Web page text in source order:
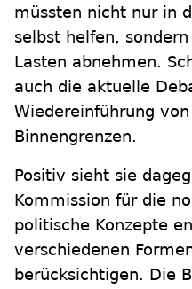
müssten nicht nur in
selbst helfen,
Lasten abnehmen.
auch die aktuelle
Wiedereinführung
Binnengrenzen.
Positiv sieht sie
Kommission für die
politische Konzepte
verschiedenen
berücksichtigen. Die